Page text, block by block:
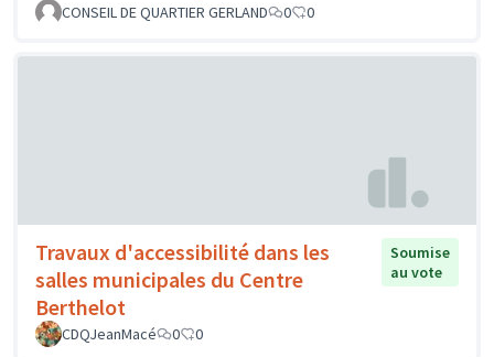
CONSEIL DE QUARTIER GERLAND 0 0
Travaux d'accessibilité dans les
salles municipales du Centre
Berthelot
Soumise
au vote
CDQJeanMacé 0 0